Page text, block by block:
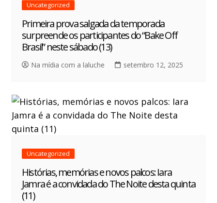
Uncategorized
Primeira prova salgada da temporada
surpreende os participantes do “Bake Off
Brasil” neste sábado (13)
Na mídia com a laluche setembro 12, 2025
Uncategorized
Histórias, memórias e novos palcos: Iara
Jamra é a convidada do The Noite desta quinta
(11)